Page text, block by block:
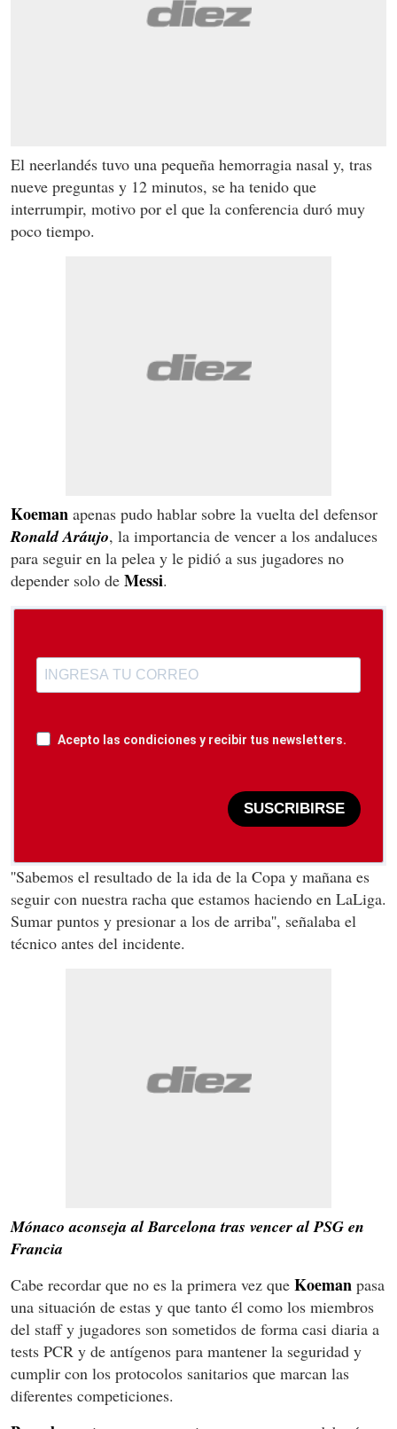
El neerlandés tuvo una pequeña hemorragia nasal y, tras
nueve preguntas y 12 minutos, se ha tenido que
interrumpir, motivo por el que la conferencia duró muy
poco tiempo.
Koeman apenas pudo hablar sobre la vuelta del defensor
Ronald Aráujo, la importancia de vencer a los andaluces
para seguir en la pelea y le pidió a sus jugadores no
depender solo de Messi.
Acepto las condiciones y recibir tus newsletters.
SUSCRIBIRSE
''Sabemos el resultado de la ida de la Copa y mañana es
seguir con nuestra racha que estamos haciendo en LaLiga.
Sumar puntos y presionar a los de arriba'', señalaba el
técnico antes del incidente.
Mónaco aconseja al Barcelona tras vencer al PSG en
Francia
Cabe recordar que no es la primera vez que Koeman pasa
una situación de estas y que tanto él como los miembros
del staff y jugadores son sometidos de forma casi diaria a
tests PCR y de antígenos para mantener la seguridad y
cumplir con los protocolos sanitarios que marcan las
diferentes competiciones.